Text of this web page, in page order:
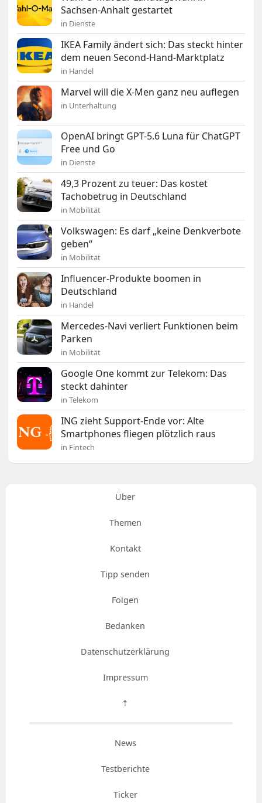
Sachsen-Anhalt gestartet
in Dienste
IKEA Family ändert sich: Das steckt hinter
dem neuen Second-Hand-Marktplatz
in Handel
Marvel will die X-Men ganz neu auflegen
in Unterhaltung
OpenAI bringt GPT-5.6 Luna für ChatGPT
Free und Go
in Dienste
49,3 Prozent zu teuer: Das kostet
Tachobetrug in Deutschland
in Mobilität
Volkswagen: Es darf „keine Denkverbote
geben“
in Mobilität
Influencer-Produkte boomen in
Deutschland
in Handel
Mercedes-Navi verliert Funktionen beim
Parken
in Mobilität
Google One kommt zur Telekom: Das
steckt dahinter
in Telekom
ING zieht Support-Ende vor: Alte
Smartphones fliegen plötzlich raus
in Fintech
Über
Themen
Kontakt
Tipp senden
Folgen
Bedanken
Datenschutzerklärung
Impressum
⇡
News
Testberichte
Ticker